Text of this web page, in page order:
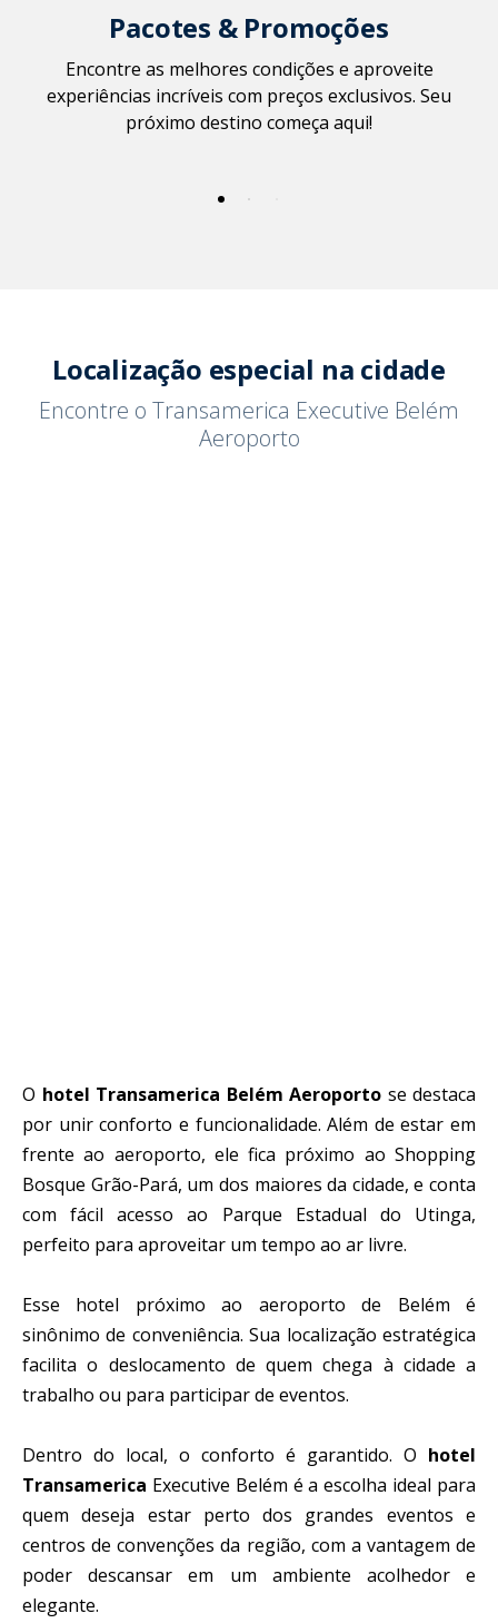
Pacotes & Promoções
Encontre as melhores condições e aproveite
experiências incríveis com preços exclusivos. Seu
próximo destino começa aqui!
Localização especial na cidade
Encontre o Transamerica Executive Belém
Aeroporto
O hotel Transamerica Belém Aeroporto se destaca
por unir conforto e funcionalidade. Além de estar em
frente ao aeroporto, ele fica próximo ao Shopping
Bosque Grão-Pará, um dos maiores da cidade, e conta
com fácil acesso ao Parque Estadual do Utinga,
perfeito para aproveitar um tempo ao ar livre.
Esse hotel próximo ao aeroporto de Belém é
sinônimo de conveniência. Sua localização estratégica
facilita o deslocamento de quem chega à cidade a
trabalho ou para participar de eventos.
Dentro do local, o conforto é garantido. O hotel
Transamerica Executive Belém é a escolha ideal para
quem deseja estar perto dos grandes eventos e
centros de convenções da região, com a vantagem de
poder descansar em um ambiente acolhedor e
elegante.